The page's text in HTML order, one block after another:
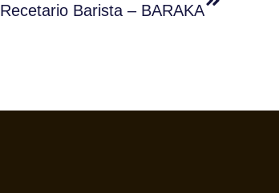
Recetario Barista – BARAKA